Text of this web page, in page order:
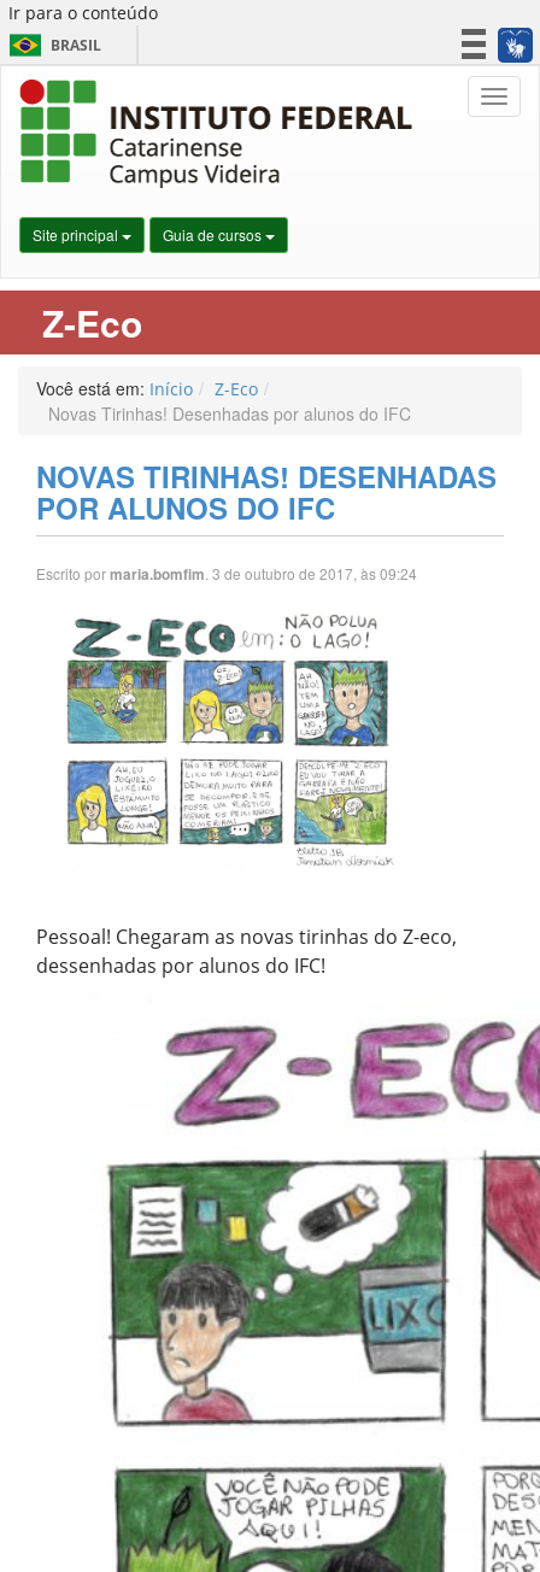
Ir para o conteúdo
BRASIL
Simplifique!
Site principal Guia de cursos
Z-Eco
Você está em: Início Z-Eco
Novas Tirinhas! Desenhadas por alunos do IFC
NOVAS TIRINHAS! DESENHADAS
POR ALUNOS DO IFC
Escrito pormaria.bomfim . 3 de outubro de 2017, às 09:24
Pessoal! Chegaram as novas tirinhas do Z-eco,
dessenhadas por alunos do IFC!